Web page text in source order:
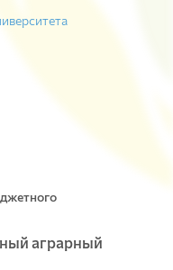
аграрный